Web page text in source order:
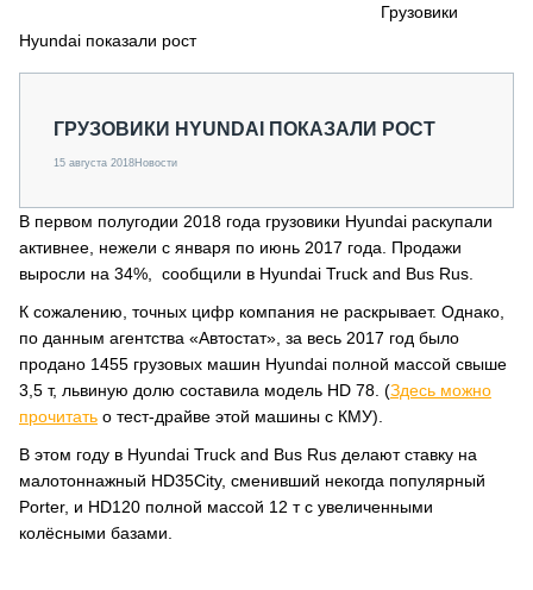
СПЕЦПРОЕКТЫ
О ПРОЕКТЕ
Грузовики
Hyundai показали рост
ГРУЗОВИКИ HYUNDAI ПОКАЗАЛИ РОСТ
15 августа 2018Новости
В первом полугодии 2018 года грузовики Hyundai раскупали
активнее, нежели с января по июнь 2017 года. Продажи
выросли на 34%, сообщили в Hyundai Truck and Bus Rus.
К сожалению, точных цифр компания не раскрывает. Однако,
по данным агентства «Автостат», за весь 2017 год было
продано 1455 грузовых машин Hyundai полной массой свыше
3,5 т, львиную долю составила модель HD 78. (Здесь можно
прочитать о тест-драйве этой машины с КМУ).
В этом году в Hyundai Truck and Bus Rus делают ставку на
малотоннажный HD35City, сменивший некогда популярный
Porter, и HD120 полной массой 12 т с увеличенными
колёсными базами.